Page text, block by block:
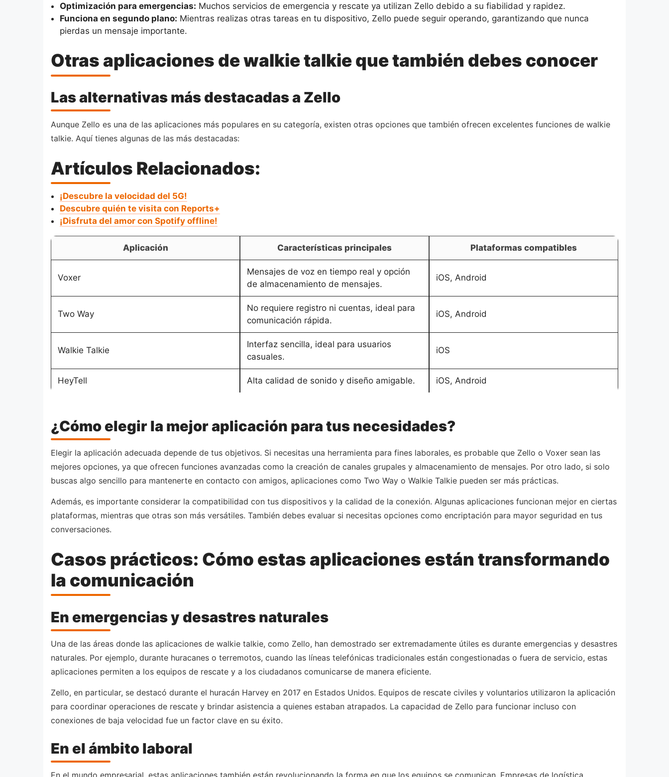
Optimización para emergencias: Muchos servicios de emergencia y rescate ya utilizan Zello debido a su fiabilidad y rapidez.
Funciona en segundo plano: Mientras realizas otras tareas en tu dispositivo, Zello puede seguir operando, garantizando que nunca
pierdas un mensaje importante.
Otras aplicaciones de walkie talkie que también debes conocer
Las alternativas más destacadas a Zello
Aunque Zello es una de las aplicaciones más populares en su categoría, existen otras opciones que también ofrecen excelentes funciones de walkie
talkie. Aquí tienes algunas de las más destacadas:
Artículos Relacionados:
¡Descubre la velocidad del 5G!
Descubre quién te visita con Reports+
¡Disfruta del amor con Spotify offline!
Aplicación Características principales Plataformas compatibles
Voxer
Mensajes de voz en tiempo real y opción
de almacenamiento de mensajes.
iOS, Android
Two Way
No requiere registro ni cuentas, ideal para
comunicación rápida.
iOS, Android
Walkie Talkie
Interfaz sencilla, ideal para usuarios
casuales.
iOS
HeyTell Alta calidad de sonido y diseño amigable. iOS, Android
¿Cómo elegir la mejor aplicación para tus necesidades?
Elegir la aplicación adecuada depende de tus objetivos. Si necesitas una herramienta para fines laborales, es probable que Zello o Voxer sean las
mejores opciones, ya que ofrecen funciones avanzadas como la creación de canales grupales y almacenamiento de mensajes. Por otro lado, si solo
buscas algo sencillo para mantenerte en contacto con amigos, aplicaciones como Two Way o Walkie Talkie pueden ser más prácticas.
Además, es importante considerar la compatibilidad con tus dispositivos y la calidad de la conexión. Algunas aplicaciones funcionan mejor en ciertas
plataformas, mientras que otras son más versátiles. También debes evaluar si necesitas opciones como encriptación para mayor seguridad en tus
conversaciones.
Casos prácticos: Cómo estas aplicaciones están transformando
la comunicación
En emergencias y desastres naturales
Una de las áreas donde las aplicaciones de walkie talkie, como Zello, han demostrado ser extremadamente útiles es durante emergencias y desastres
naturales. Por ejemplo, durante huracanes o terremotos, cuando las líneas telefónicas tradicionales están congestionadas o fuera de servicio, estas
aplicaciones permiten a los equipos de rescate y a los ciudadanos comunicarse de manera eficiente.
Zello, en particular, se destacó durante el huracán Harvey en 2017 en Estados Unidos. Equipos de rescate civiles y voluntarios utilizaron la aplicación
para coordinar operaciones de rescate y brindar asistencia a quienes estaban atrapados. La capacidad de Zello para funcionar incluso con
conexiones de baja velocidad fue un factor clave en su éxito.
En el ámbito laboral
En el mundo empresarial, estas aplicaciones también están revolucionando la forma en que los equipos se comunican. Empresas de logística,